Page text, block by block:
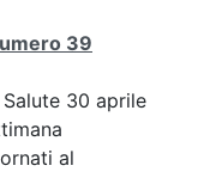
39
30 aprile
al